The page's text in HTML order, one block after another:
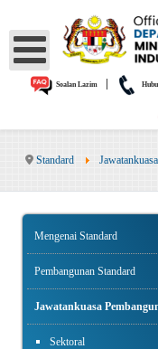
Soalan Lazim|
Standard
Mengenai Standard
Pembangunan Standard
Jawatankuasa
Sektoral